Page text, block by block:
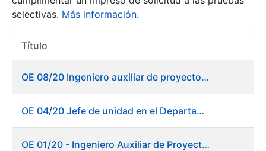
Mostrar/Ocultar
Mostrar/Ocultar
selectivas. Más información.
Título
OE 08/20 Ingeniero auxiliar de proyectos en el departamento de Fábrica de Papel - Burgos
OE 04/20 Jefe de unidad en el Departamento de Fábrica de Papel - Burgos
OE 01/20 - Ingeniero Auxiliar de Proyectos